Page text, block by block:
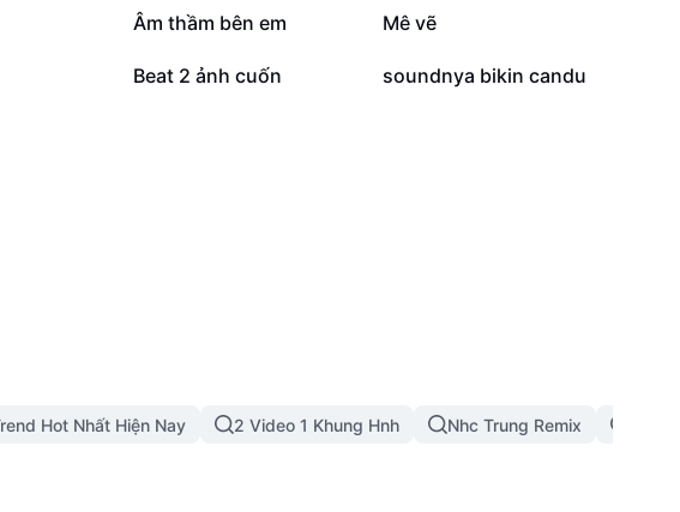
3,7 N
Âm thầm bên em 3,6 N
Mê vẽ
115
Beat 2 ảnh cuốn 19
soundnya bikin candu
Hot Nhất Hiện Nay 2 Video 1 Khung Hnh Nhc Trung Remix